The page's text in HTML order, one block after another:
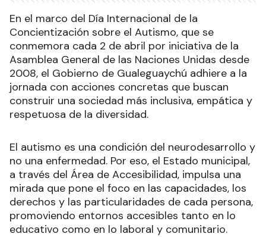
En el marco del Día Internacional de la
Concientización sobre el Autismo, que se
conmemora cada 2 de abril por iniciativa de la
Asamblea General de las Naciones Unidas desde
2008, el Gobierno de Gualeguaychú adhiere a la
jornada con acciones concretas que buscan
construir una sociedad más inclusiva, empática y
respetuosa de la diversidad.
El autismo es una condición del neurodesarrollo y
no una enfermedad. Por eso, el Estado municipal,
a través del Área de Accesibilidad, impulsa una
mirada que pone el foco en las capacidades, los
derechos y las particularidades de cada persona,
promoviendo entornos accesibles tanto en lo
educativo como en lo laboral y comunitario.